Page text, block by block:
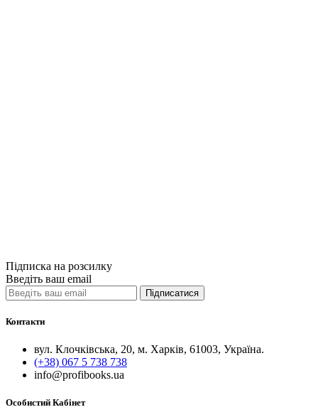
Підписка на розсилку
Введіть ваш email
Підписатися
Контакти
вул. Клочківська, 20, м. Харків, 61003, Україна.
(+38) 067 5 738 738
info@profibooks.ua
Особистий Кабінет